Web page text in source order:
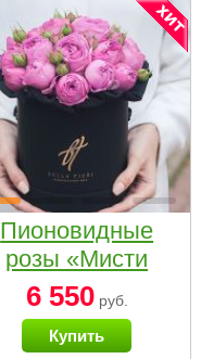
Пионовидные
розы «Мисти
бабблс» в
черной коробке
Small
6 550руб.
Купить